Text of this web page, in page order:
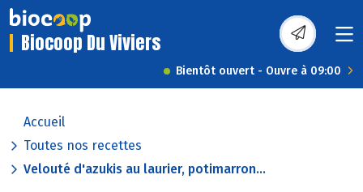
Biocoop Du Viviers
Bientôt ouvert - Ouvre à 09:00
Accueil
Toutes nos recettes
Velouté d'azukis au laurier, potimarron...